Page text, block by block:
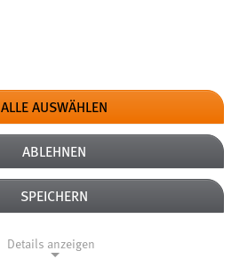
ALLE AUSWÄHLEN
ABLEHNEN
SPEICHERN
Details anzeigen